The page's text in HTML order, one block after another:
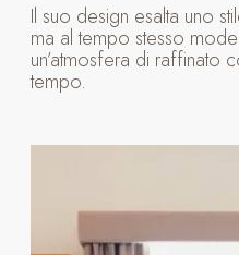
Il suo design esalta uno
ma al tempo stesso
un’atmosfera di raffinato
tempo.